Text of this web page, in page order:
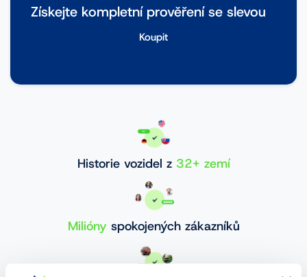
Získejte kompletní prověření se slevou
Koupit
Historie vozidel z 32+ zemí
Milióny spokojených zákazníků